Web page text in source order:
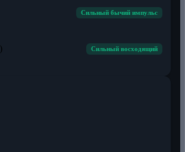
Сильный бычий импульс
Сильный восходящий